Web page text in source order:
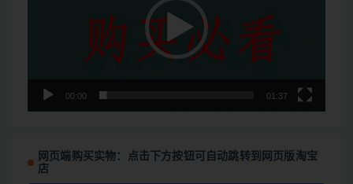
00:00 01:37
网页端购买实物：点击下方按钮可自动跳转到网页版淘宝
店